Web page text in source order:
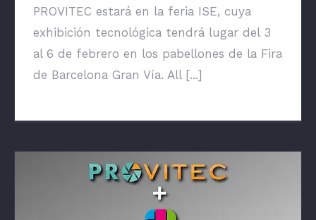
PROVITEC estará en la feria ISE, cuya
exhibición tecnológica tendrá lugar del 3
al 6 de febrero en los pabellones de la Fira
de Barcelona Gran Vía. All [...]